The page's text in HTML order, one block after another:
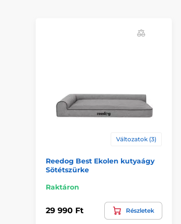
Változatok (3)
Reedog Best Ekolen kutyaágy
Sötétszürke
Raktáron
29 990 Ft Részletek